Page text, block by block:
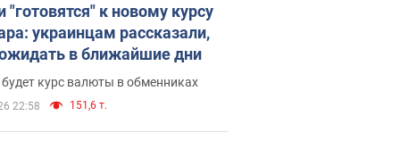
"готовятся" к новому курсу
украинцам рассказали,
в ближайшие дни
курс валюты в обменниках
22:58 151,6 т.